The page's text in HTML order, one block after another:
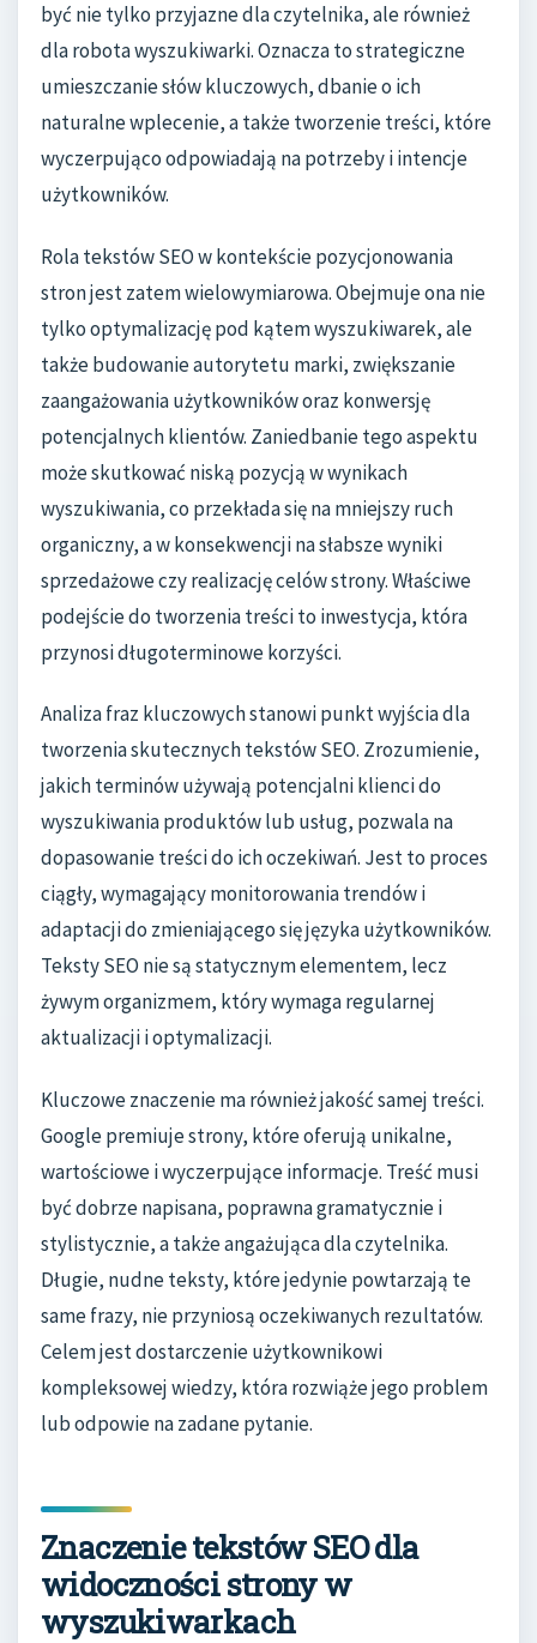
być nie tylko przyjazne dla czytelnika, ale również
dla robota wyszukiwarki. Oznacza to strategiczne
umieszczanie słów kluczowych, dbanie o ich
naturalne wplecenie, a także tworzenie treści, które
wyczerpująco odpowiadają na potrzeby i intencje
użytkowników.
Rola tekstów SEO w kontekście pozycjonowania
stron jest zatem wielowymiarowa. Obejmuje ona nie
tylko optymalizację pod kątem wyszukiwarek, ale
także budowanie autorytetu marki, zwiększanie
zaangażowania użytkowników oraz konwersję
potencjalnych klientów. Zaniedbanie tego aspektu
może skutkować niską pozycją w wynikach
wyszukiwania, co przekłada się na mniejszy ruch
organiczny, a w konsekwencji na słabsze wyniki
sprzedażowe czy realizację celów strony. Właściwe
podejście do tworzenia treści to inwestycja, która
przynosi długoterminowe korzyści.
Analiza fraz kluczowych stanowi punkt wyjścia dla
tworzenia skutecznych tekstów SEO. Zrozumienie,
jakich terminów używają potencjalni klienci do
wyszukiwania produktów lub usług, pozwala na
dopasowanie treści do ich oczekiwań. Jest to proces
ciągły, wymagający monitorowania trendów i
adaptacji do zmieniającego się języka użytkowników.
Teksty SEO nie są statycznym elementem, lecz
żywym organizmem, który wymaga regularnej
aktualizacji i optymalizacji.
Kluczowe znaczenie ma również jakość samej treści.
Google premiuje strony, które oferują unikalne,
wartościowe i wyczerpujące informacje. Treść musi
być dobrze napisana, poprawna gramatycznie i
stylistycznie, a także angażująca dla czytelnika.
Długie, nudne teksty, które jedynie powtarzają te
same frazy, nie przyniosą oczekiwanych rezultatów.
Celem jest dostarczenie użytkownikowi
kompleksowej wiedzy, która rozwiąże jego problem
lub odpowie na zadane pytanie.
Znaczenie tekstów SEO dla
widoczności strony w
wyszukiwarkach